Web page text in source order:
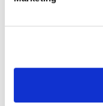
© Lea Fleur Sorgler